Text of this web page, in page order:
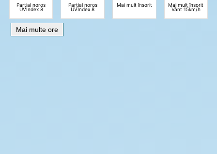
Parțial noros
UVIndex 8
Parțial noros
UVIndex 8
Mai mult însorit Mai mult însorit
Vânt 15km/h
Mai multe ore